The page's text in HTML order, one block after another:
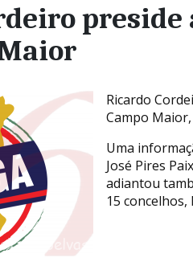
preside
Ricardo
Campo
Uma
José Pires
adiantou
15